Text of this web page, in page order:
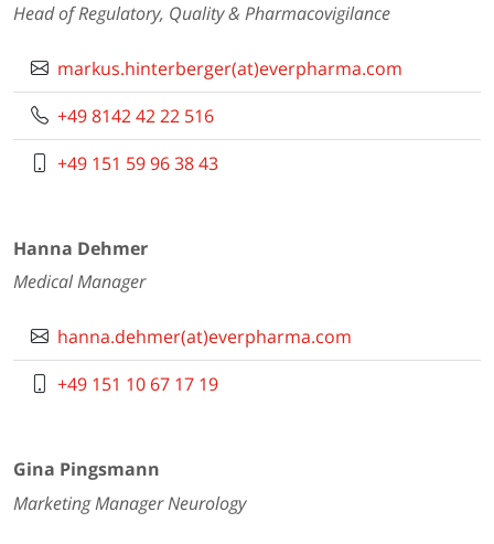
Head of Regulatory, Quality & Pharmacovigilance
markus.hinterberger(at)everpharma.com
+49 8142 42 22 516
+49 151 59 96 38 43
Hanna Dehmer
Medical Manager
hanna.dehmer(at)everpharma.com
+49 151 10 67 17 19
Gina Pingsmann
Marketing Manager Neurology